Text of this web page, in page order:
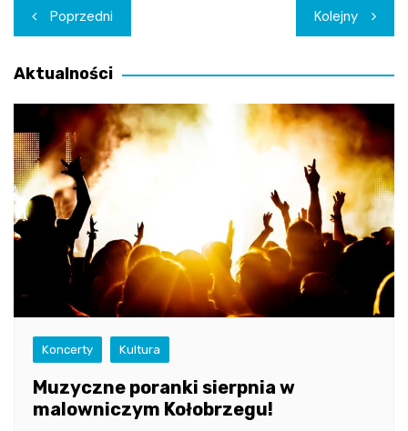
Nawigacja
wpisu
Poprzedni Kolejny
Aktualności
Koncerty Kultura
Muzyczne poranki sierpnia w
malowniczym Kołobrzegu!